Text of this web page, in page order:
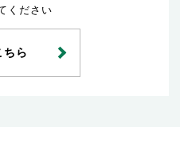
ください
ちら